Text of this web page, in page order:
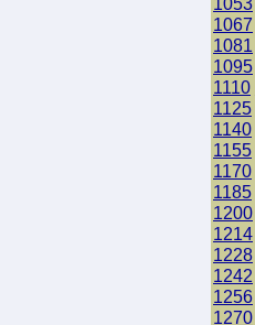
1067
1081
1095
1110
1125
1140
1155
1170
1185
1200
1214
1228
1242
1256
1270